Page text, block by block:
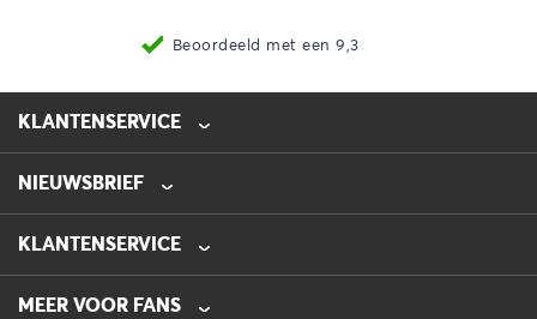
Beoordeeld met een 9,3
KLANTENSERVICE
0475-218632
info@automotive-line.nl
NIEUWSBRIEF
KLANTENSERVICE
Bestellen
Betalen
MEER VOOR FANS